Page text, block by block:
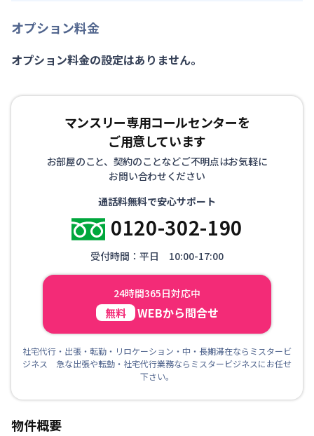
オプション料金
オプション料金の設定はありません。
マンスリー専用コールセンターを
ご用意しています
お部屋のこと、契約のことなどご不明点はお気軽に
お問い合わせください
通話料無料で安心サポート
0120-302-190
受付時間：平日 10:00-17:00
24時間365日対応中
無料 WEBから問合せ
社宅代行・出張・転勤・リロケーション・中・長期滞在ならミスタービ
ジネス 急な出張や転勤・社宅代行業務ならミスタービジネスにお任せ
下さい。
物件概要